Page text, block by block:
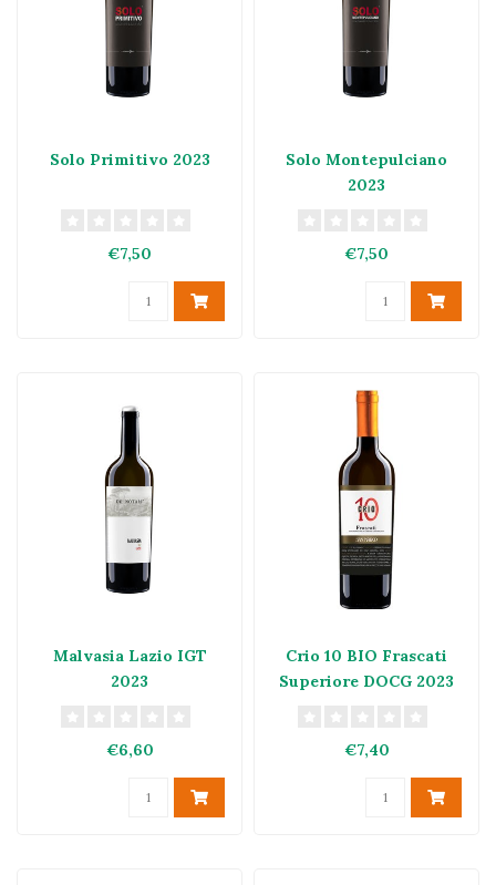
Solo Primitivo 2023
€7,50
Solo Montepulciano
2023
€7,50
Malvasia Lazio IGT
2023
€6,60
Crio 10 BIO Frascati
Superiore DOCG 2023
€7,40